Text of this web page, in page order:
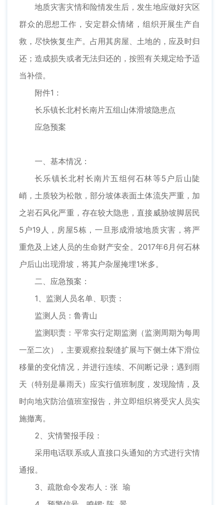
地质灾害灾情和险情发生后，发生地应做好灾区
群众的思想工作，安定群众情绪，组织开展生产自
救，尽快恢复生产。占用其房屋、土地的，应及时归
还；造成损失或者无法归还的，按照有关规定给予适
当补偿。
附件1：
长乐镇长北村长南片五组山体滑坡隐患点
应急预案
一、基本情况：
长乐镇长北村长南片五组何石林等5户后山陡
峭，土质较为松散，部分坡体表面土体流失严重，加
之岩石风化严重，存在较大隐患，直接威胁坡脚居民
5户19人，房屋5栋，一旦形成滑坡地质灾害，将严
重危及上述人员的生命财产安全。2017年6月何石林
户后山出现滑坡，将其户杂屋掩埋1米多。
二、应急预案：
1、监测人员名单、职责：
监测人员：鲁青山
监测职责：平常实行定期监测（监测周期为每周
一至二次），主要观察拉裂缝扩展与下侧土体下滑位
移量的变化情况，并进行连续、不间断记录；遇到雨
天（特别是暴雨天）应实行值班制度，发现险情，及
时向地灾防治值班室报告，并立即组织将受灾人员实
施撤离。
2、灾情警报手段：
采用电话联系或人直接口头通知的方式进行灾情
通报。
3、疏散命令发布人：张 瑜